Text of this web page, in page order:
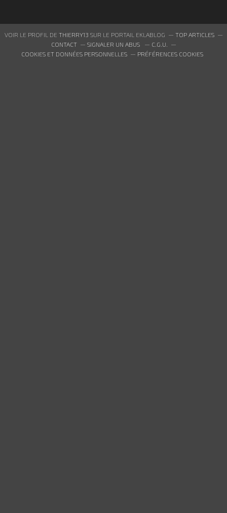
VOIR LE PROFIL DE THIERRY13 SUR LE PORTAIL EKLABLOG
TOP ARTICLES
CONTACT
SIGNALER UN ABUS
C.G.U.
COOKIES ET DONNÉES PERSONNELLES
PRÉFÉRENCES COOKIES